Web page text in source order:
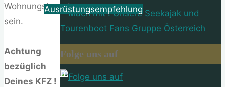
Ausrüstungsempfehlung
Impressum
Wohnungsbrand
sein.
Achtung
bezüglich
Deines KFZ !
Folge uns auf